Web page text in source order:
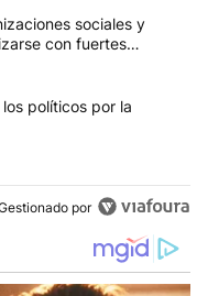
comentarios en los
Cayetano 2026:
sociales y
con fuertes
Cuerva cuestionó
políticos por la
por